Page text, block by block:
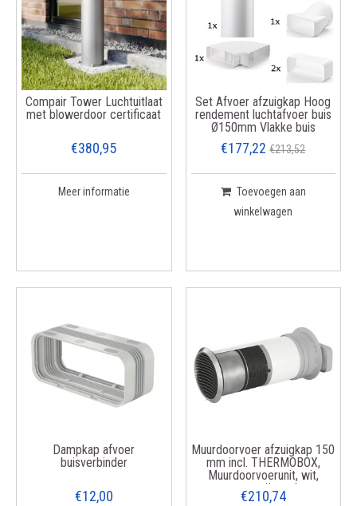
Compair Tower Luchtuitlaat
met blowerdoor certificaat
€380,95
Meer informatie
Set Afvoer afzuigkap Hoog
rendement luchtafvoer buis
Ø150mm Vlakke buis
€177,22 €213,52
Toevoegen aan
winkelwagen
Dampkap afvoer
buisverbinder
€12,00
Muurdoorvoer afzuigkap 150
mm incl. THERMOBOX,
Muurdoorvoerunit, wit,
roestvrij staal
€210,74